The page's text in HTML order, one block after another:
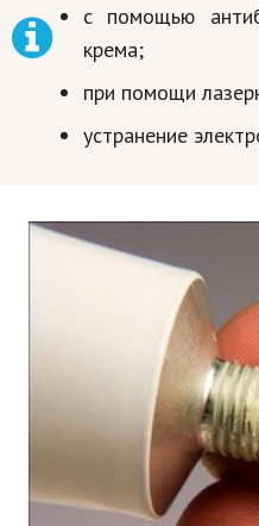
с помощью
крема;
при помощи
устранение